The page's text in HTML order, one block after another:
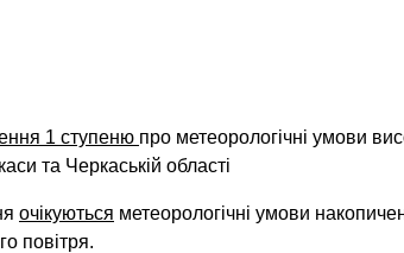
1 ступеню про метеорологічні умови
та Черкаській області
очікуються метеорологічні умови
повітря.